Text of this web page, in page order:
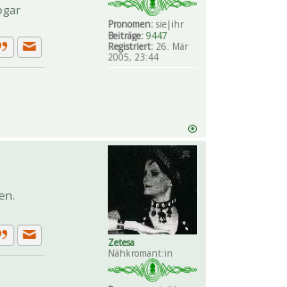
Pronomen: sie|ihr
Beiträge: 9447
Registriert: 26. Mär
2005, 23:44
Private Nachricht senden
Zetesa
Nähkromant:in
Private Nachricht senden